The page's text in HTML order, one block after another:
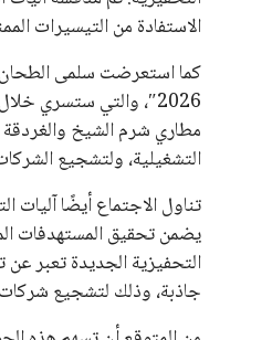
الاستفادة من التيسيرات
كما استعرضت سلمى الطحان،
مطاري شرم الشيخ
التشغيلية، ولتشجيع
تناول الاجتماع أيضًا آليات
يضمن تحقيق المستهدفات
التحفيزية الجديدة تعبر
جاذبة، وذلك لتشجيع شركات